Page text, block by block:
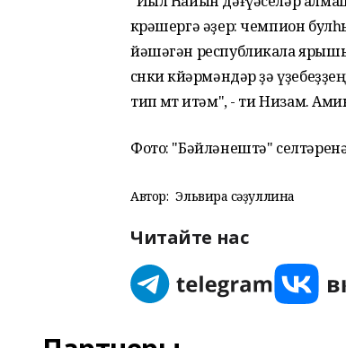
көрәшергә әҙер: чемпион
йәшәгән республикала
сөнки көйәрмәндәр ҙә
тип өмөт итәм", - ти Низам.
Фото: "Бәйләнештә"
Автор: Эльвира Әсәҙуллина
Читайте нас